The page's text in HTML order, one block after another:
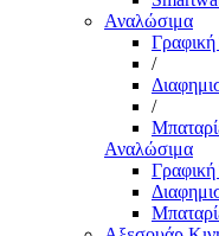
Αναλώσιμα
/
/
Αναλώσιμα